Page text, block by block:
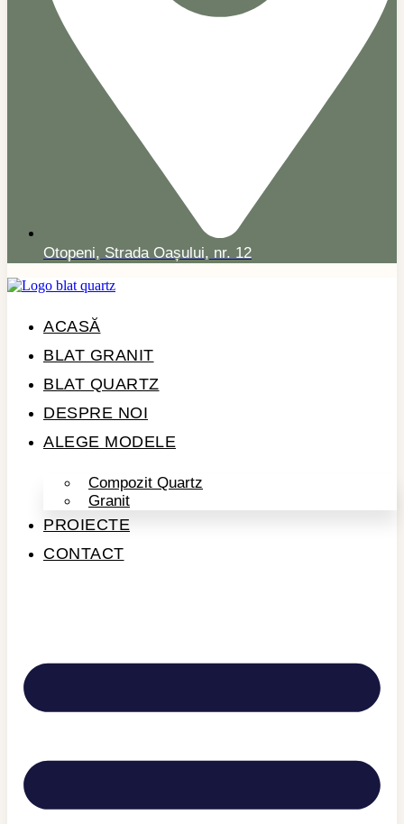
Otopeni, Strada Oașului, nr. 12
ACASĂ
BLAT GRANIT
BLAT QUARTZ
DESPRE NOI
ALEGE MODELE
Compozit Quartz
Granit
PROIECTE
CONTACT